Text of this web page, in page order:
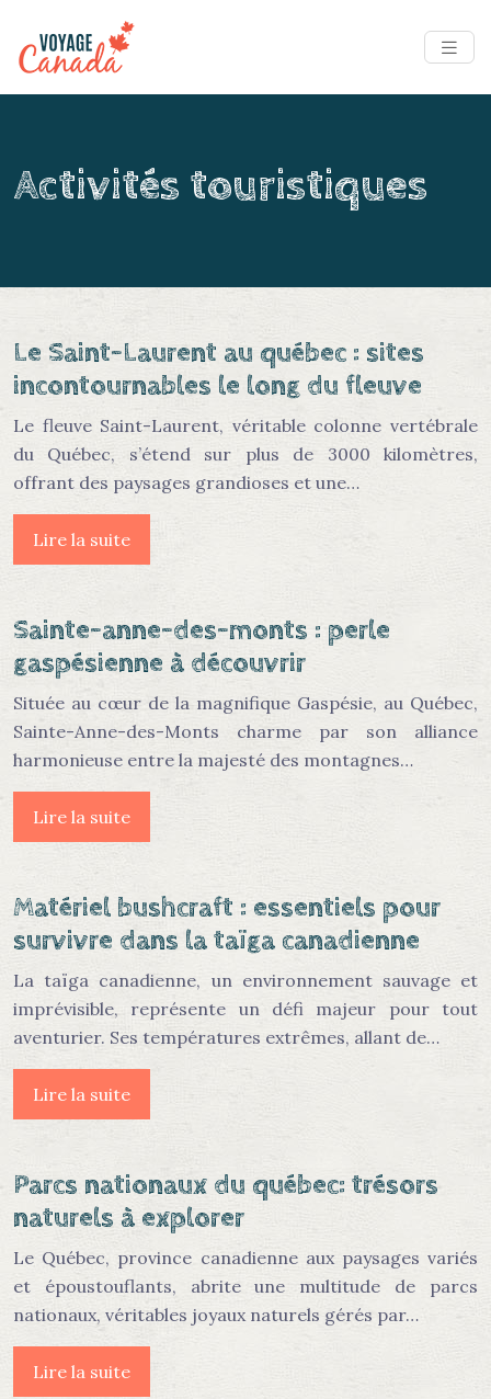
Activités touristiques
Le Saint-Laurent au québec : sites
incontournables le long du fleuve
Le fleuve Saint-Laurent, véritable colonne vertébrale
du Québec, s’étend sur plus de 3000 kilomètres,
offrant des paysages grandioses et une…
Lire la suite
Sainte-anne-des-monts : perle
gaspésienne à découvrir
Située au cœur de la magnifique Gaspésie, au Québec,
Sainte-Anne-des-Monts charme par son alliance
harmonieuse entre la majesté des montagnes…
Lire la suite
Matériel bushcraft : essentiels pour
survivre dans la taïga canadienne
La taïga canadienne, un environnement sauvage et
imprévisible, représente un défi majeur pour tout
aventurier. Ses températures extrêmes, allant de…
Lire la suite
Parcs nationaux du québec: trésors
naturels à explorer
Le Québec, province canadienne aux paysages variés
et époustouflants, abrite une multitude de parcs
nationaux, véritables joyaux naturels gérés par…
Lire la suite